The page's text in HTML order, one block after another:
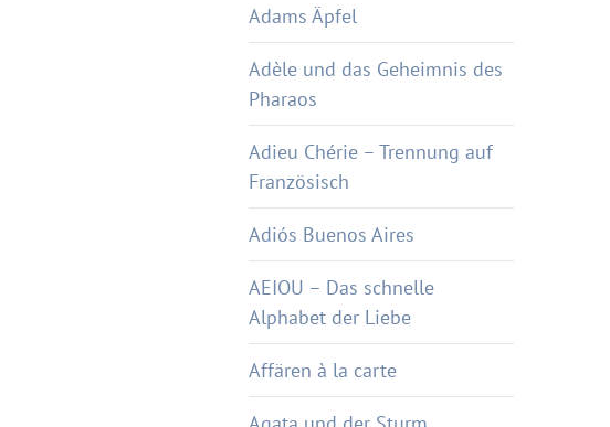
Adams Äpfel
Adèle und das Geheimnis des
Pharaos
Adieu Chérie – Trennung auf
Französisch
Adiós Buenos Aires
AEIOU – Das schnelle
Alphabet der Liebe
Affären à la carte